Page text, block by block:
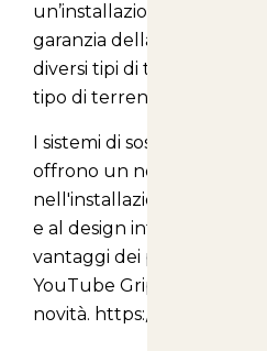
un’installazione facile e
garanzia della massima
diversi tipi di tirante, per
tipo di terreno.
I sistemi di sospensione e
offrono un notevole
nell'installazione grazie
e al design intuitivo.
vantaggi dei prodotti e
YouTube GrippleTV per
novità. https://youtu.be/